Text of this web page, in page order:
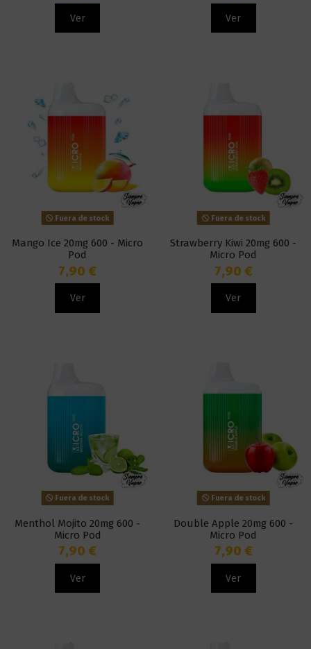
Ver Ver
Fuera de stock
Mango Ice 20mg 600 - Micro
Pod
7,90 €
Ver
Fuera de stock
Strawberry Kiwi 20mg 600 -
Micro Pod
7,90 €
Ver
Fuera de stock
Menthol Mojito 20mg 600 -
Micro Pod
7,90 €
Ver
Fuera de stock
Double Apple 20mg 600 -
Micro Pod
7,90 €
Ver